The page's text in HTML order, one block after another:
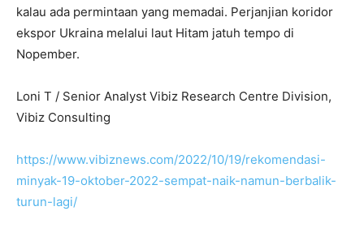
kalau ada permintaan yang memadai. Perjanjian koridor
ekspor Ukraina melalui laut Hitam jatuh tempo di
Nopember.
Loni T / Senior Analyst Vibiz Research Centre Division,
Vibiz Consulting
https://www.vibiznews.com/2022/10/19/rekomendasi-
minyak-19-oktober-2022-sempat-naik-namun-berbalik-
turun-lagi/